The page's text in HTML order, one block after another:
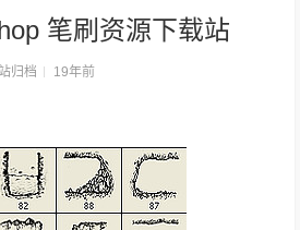
笔刷资源下载站
归档
19年前